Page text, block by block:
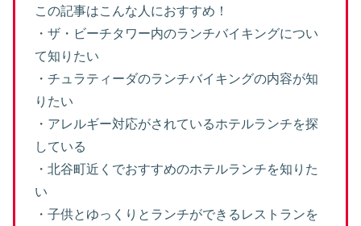
この記事はこんな人におすすめ！
・ザ・ビーチタワー内のランチバイキングについ
て知りたい
・チュラティーダのランチバイキングの内容が知
りたい
・アレルギー対応がされているホテルランチを探
している
・北谷町近くでおすすめのホテルランチを知りた
い
・子供とゆっくりとランチができるレストランを